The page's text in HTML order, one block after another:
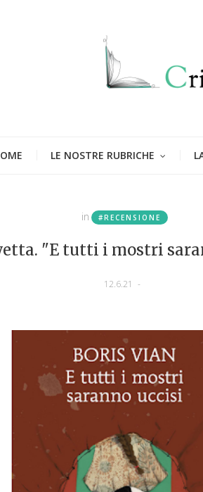
LE NOSTRE RUBRICHE
in #RECENSIONE
"E tutti i mostri
12.6.21 -